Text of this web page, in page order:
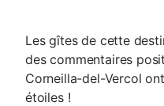
Les gîtes de cette
des commentaires
Corneilla-del-Vercol
étoiles !